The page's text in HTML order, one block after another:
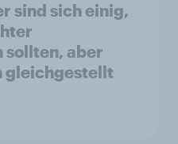
sind sich einig,
sollten, aber
gleichgestellt